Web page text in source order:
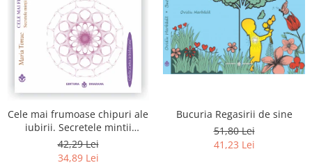
Cele mai frumoase chipuri ale
iubirii. Secretele mintii
omenesti in opera marelui
initiat, Rumi
42,29 Lei
34,89 Lei
Bucuria Regasirii de sine
51,80 Lei
41,23 Lei